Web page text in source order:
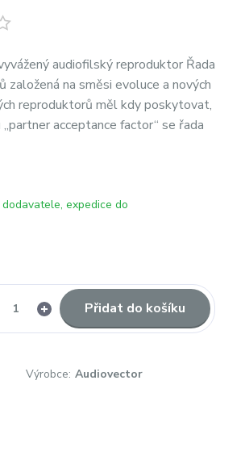
audiofilský reproduktor Řada
na směsi evoluce a nových
reproduktorů měl kdy poskytovat,
acceptance factor“ se řada
expedice do
Přidat do košíku
Výrobce: Audiovector